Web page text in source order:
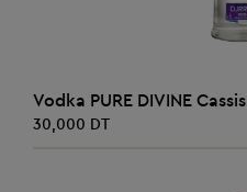
Vodka PURE DIVINE
30,000 DT